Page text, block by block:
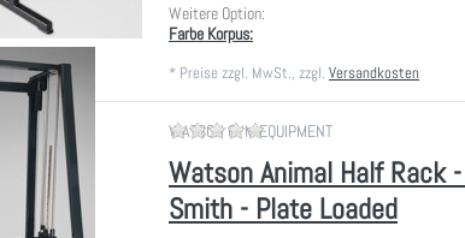
Weitere Option:
Farbe Korpus:
* Preise zzgl. MwSt., zzgl. Versandkosten
WATSON GYM EQUIPMENTZu diesem Produkt liegen
Watson Animal Half Rack
Smith - Plate Loaded